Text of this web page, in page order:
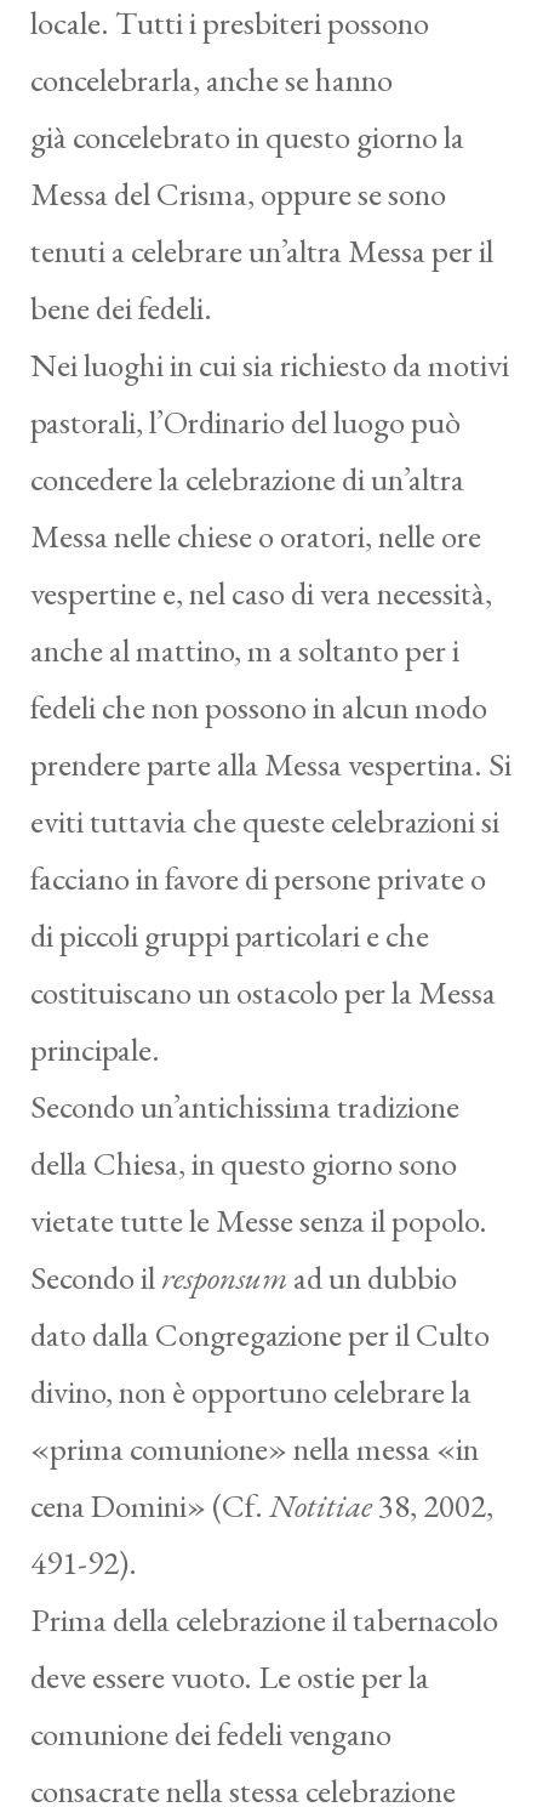
locale. Tutti i presbiteri possono
concelebrarla, anche se hanno
già concelebrato in questo giorno la
Messa del Crisma, oppure se sono
tenuti a celebrare un’altra Messa per il
bene dei fedeli.
Nei luoghi in cui sia richiesto da motivi
pastorali, l’Ordinario del luogo può
concedere la celebrazione di un’altra
Messa nelle chiese o oratori, nelle ore
vespertine e, nel caso di vera necessità,
anche al mattino, m a soltanto per i
fedeli che non possono in alcun modo
prendere parte alla Messa vespertina. Si
eviti tuttavia che queste celebrazioni si
facciano in favore di persone private o
di piccoli gruppi particolari e che
costituiscano un ostacolo per la Messa
principale.
Secondo un’antichissima tradizione
della Chiesa, in questo giorno sono
vietate tutte le Messe senza il popolo.
Secondo ilresponsum ad un dubbio
dato dalla Congregazione per il Culto
divino, non è opportuno celebrare la
«prima comunione» nella messa «in
cena Domini» (Cf. Notitiae38, 2002,
491-92).
Prima della celebrazione il tabernacolo
deve essere vuoto. Le ostie per la
comunione dei fedeli vengano
consacrate nella stessa celebrazione